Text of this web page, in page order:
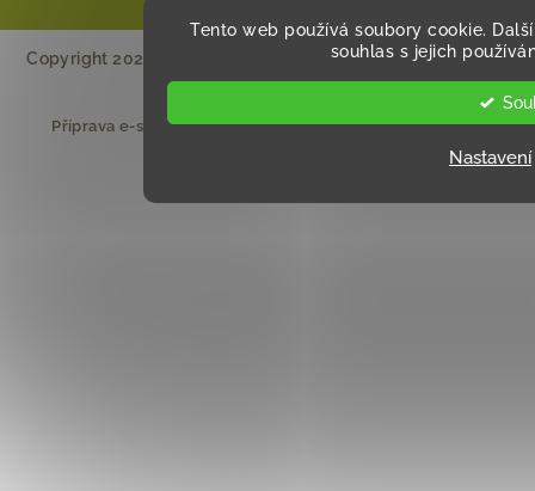
Tento web používá soubory cookie.
souhlas s jejich
Nastavení
Copyright 2026 . Všechna práva vyhrazena.Upravit
nastavení cookies
Příprava e-shopu:Ondřej Doležal| Vytvořil Shoptet